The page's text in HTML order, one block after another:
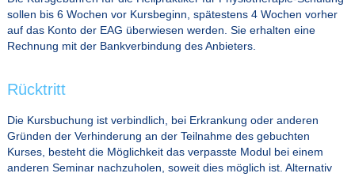
sollen bis 6 Wochen vor Kursbeginn, spätestens 4 Wochen vorher
auf das Konto der EAG überwiesen werden. Sie erhalten eine
Rechnung mit der Bankverbindung des Anbieters.
Rücktritt
Die Kursbuchung ist verbindlich, bei Erkrankung oder anderen
Gründen der Verhinderung an der Teilnahme des gebuchten
Kurses, besteht die Möglichkeit das verpasste Modul bei einem
anderen Seminar nachzuholen, soweit dies möglich ist. Alternativ